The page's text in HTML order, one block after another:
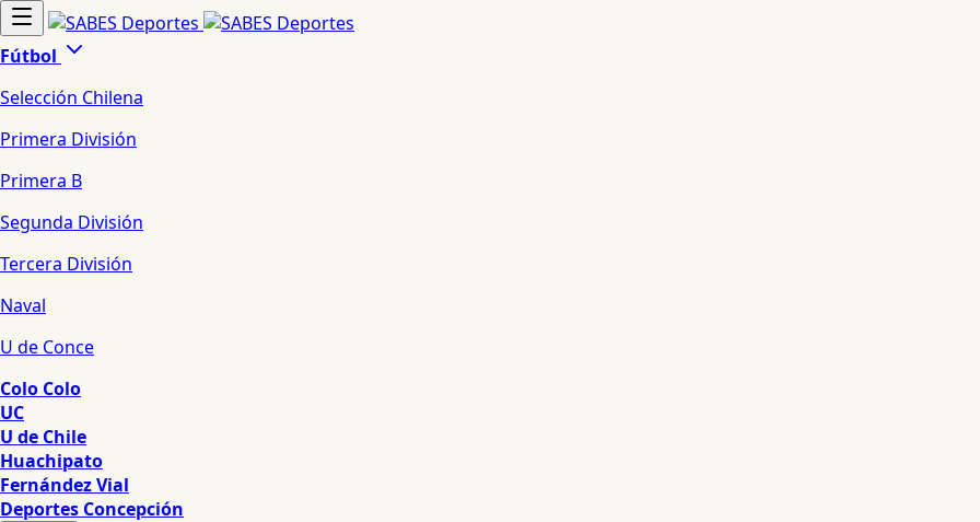
Fútbol
Selección Chilena
Primera División
Primera B
Segunda División
Tercera División
Naval
U de Conce
Colo Colo
UC
U de Chile
Huachipato
Fernández Vial
Deportes Concepción